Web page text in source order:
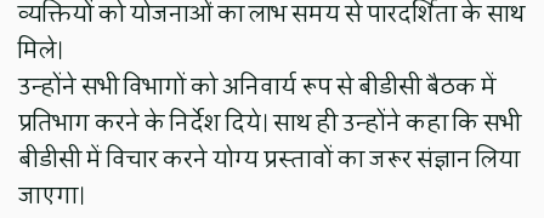
व्यक्तियों को योजनाओं का लाभ समय से पारदर्शिता के साथ
मिले।
उन्होंने सभी विभागों को अनिवार्य रूप से बीडीसी बैठक में
प्रतिभाग करने के निर्देश दिये। साथ ही उन्होंने कहा कि सभी
बीडीसी में विचार करने योग्य प्रस्तावों का जरूर संज्ञान लिया
जाएगा।